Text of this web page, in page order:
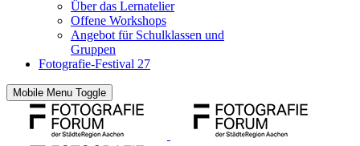
Über das Lernatelier
Offene Workshops
Angebot für Schulklassen und
Gruppen
Fotografie-Festival 27
Mobile Menu Toggle